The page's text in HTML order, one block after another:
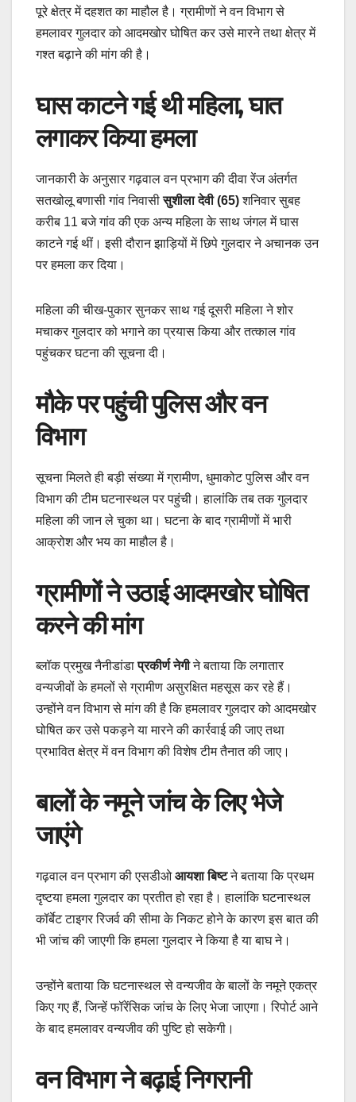
पूरे क्षेत्र में दहशत का माहौल है। ग्रामीणों ने वन विभाग से
हमलावर गुलदार को आदमखोर घोषित कर उसे मारने तथा क्षेत्र में
गश्त बढ़ाने की मांग की है।
घास काटने गई थी महिला, घात
लगाकर किया हमला
जानकारी के अनुसार गढ़वाल वन प्रभाग की दीवा रेंज अंतर्गत
सतखोलू बणासी गांव निवासीसुशीला देवी (65)शनिवार सुबह
करीब 11 बजे गांव की एक अन्य महिला के साथ जंगल में घास
काटने गई थीं। इसी दौरान झाड़ियों में छिपे गुलदार ने अचानक उन
पर हमला कर दिया।
महिला की चीख-पुकार सुनकर साथ गई दूसरी महिला ने शोर
मचाकर गुलदार को भगाने का प्रयास किया और तत्काल गांव
पहुंचकर घटना की सूचना दी।
मौके पर पहुंची पुलिस और वन
विभाग
सूचना मिलते ही बड़ी संख्या में ग्रामीण, धुमाकोट पुलिस और वन
विभाग की टीम घटनास्थल पर पहुंची। हालांकि तब तक गुलदार
महिला की जान ले चुका था। घटना के बाद ग्रामीणों में भारी
आक्रोश और भय का माहौल है।
ग्रामीणों ने उठाई आदमखोर घोषित
करने की मांग
ब्लॉक प्रमुख नैनीडांडाप्रकीर्ण नेगीने बताया कि लगातार
वन्यजीवों के हमलों से ग्रामीण असुरक्षित महसूस कर रहे हैं।
उन्होंने वन विभाग से मांग की है कि हमलावर गुलदार को आदमखोर
घोषित कर उसे पकड़ने या मारने की कार्रवाई की जाए तथा
प्रभावित क्षेत्र में वन विभाग की विशेष टीम तैनात की जाए।
बालों के नमूने जांच के लिए भेजे
जाएंगे
गढ़वाल वन प्रभाग की एसडीओआयशा बिष्टने बताया कि प्रथम
दृष्टया हमला गुलदार का प्रतीत हो रहा है। हालांकि घटनास्थल
कॉर्बेट टाइगर रिजर्व की सीमा के निकट होने के कारण इस बात की
भी जांच की जाएगी कि हमला गुलदार ने किया है या बाघ ने।
उन्होंने बताया कि घटनास्थल से वन्यजीव के बालों के नमूने एकत्र
किए गए हैं, जिन्हें फॉरेंसिक जांच के लिए भेजा जाएगा। रिपोर्ट आने
के बाद हमलावर वन्यजीव की पुष्टि हो सकेगी।
वन विभाग ने बढ़ाई निगरानी